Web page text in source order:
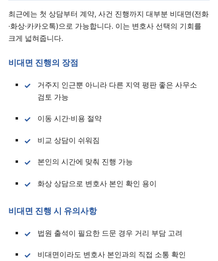
최근에는 첫 상담부터 계약, 사건 진행까지 대부분 비대면(전화
·화상·카카오톡)으로 가능합니다. 이는 변호사 선택의 기회를
크게 넓혀줍니다.
비대면 진행의 장점
거주지 인근뿐 아니라 다른 지역 평판 좋은 사무소
검토 가능
이동 시간·비용 절약
비교 상담이 쉬워짐
본인의 시간에 맞춰 진행 가능
화상 상담으로 변호사 본인 확인 용이
비대면 진행 시 유의사항
법원 출석이 필요한 드문 경우 거리 부담 고려
비대면이라도 변호사 본인과의 직접 소통 확인